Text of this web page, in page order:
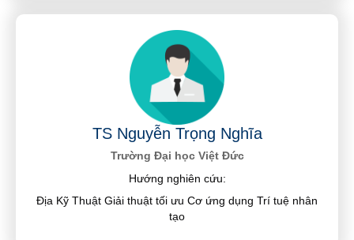
TS Nguyễn Trọng Nghĩa
Trường Đại học Việt Đức
Hướng nghiên cứu:
Địa Kỹ Thuật Giải thuật tối ưu Cơ ứng dụng Trí tuệ nhân
tạo